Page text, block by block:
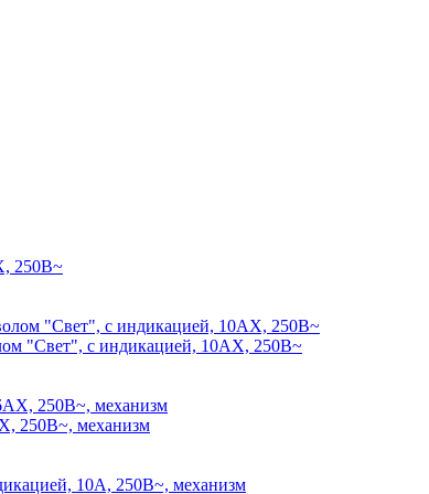
250В~
"Свет", с индикацией, 10АХ, 250В~
250В~, механизм